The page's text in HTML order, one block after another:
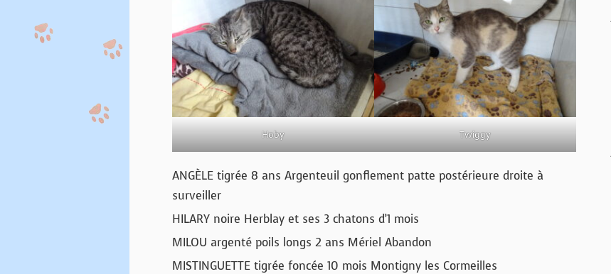
Hoby Twiggy
ANGÈLE tigrée 8 ans Argenteuil gonflement patte postérieure droite à
surveiller
HILARY noire Herblay et ses 3 chatons d’1 mois
MILOU argenté poils longs 2 ans Mériel Abandon
MISTINGUETTE tigrée foncée 10 mois Montigny les Cormeilles